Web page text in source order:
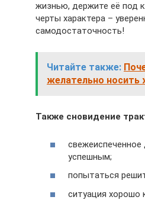
жизнью, держите её под
черты характера –
самодостаточность!
Читайте также:
желательно носить
Также сновидение
успешным;
попытаться
ситуация хорошо